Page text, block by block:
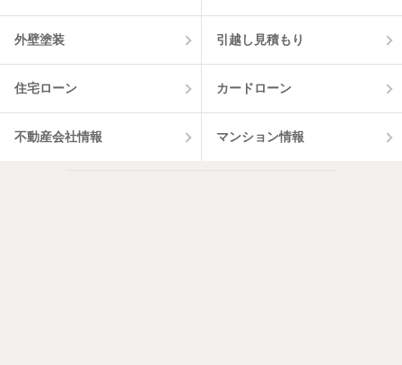
外壁塗装 引越し見積もり
住宅ローン カードローン
不動産会社情報 マンション情報